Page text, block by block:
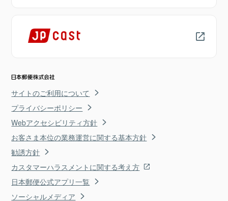
サイトのご利用について
プライバシーポリシー
Webアクセシビリティ方針
お客さま本位の業務運営に関する基本方針
勧誘方針
カスタマーハラスメントに関する考え方
日本郵便公式アプリ一覧
ソーシャルメディア